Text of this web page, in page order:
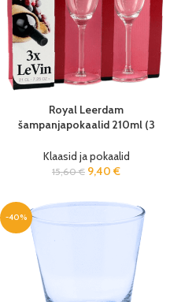
Royal Leerdam
šampanjapokaalid 210ml (3
Klaasid ja pokaalid
15,60€ 9,40 €
-40%